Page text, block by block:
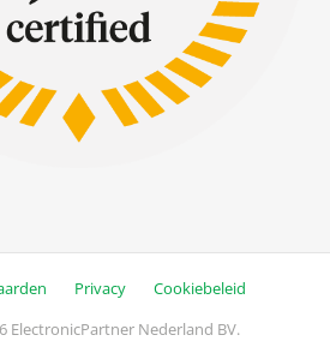
Privacy
Cookiebeleid
ElectronicPartner Nederland BV.